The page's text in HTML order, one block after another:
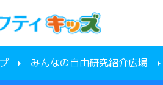
みんなの自由研究紹介広場